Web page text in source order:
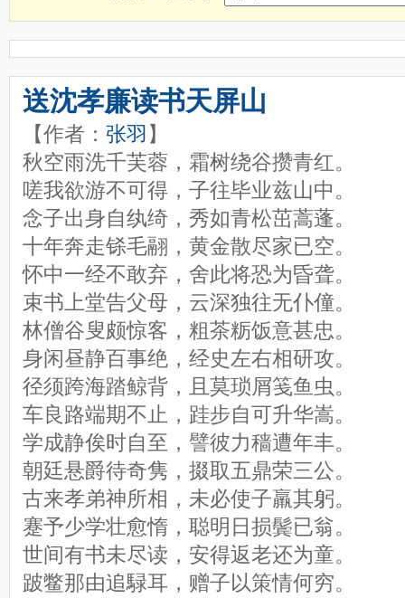
送沈孝廉读书天屏山
【作者： 张羽 】
秋空雨洗千芙蓉，霜树绕谷攒青红。
嗟我欲游不可得，子往毕业兹山中。
念子出身自纨绮，秀如青松茁蒿蓬。
十年奔走铩毛翮，黄金散尽家已空。
怀中一经不敢弃，舍此将恐为昏聋。
束书上堂告父母，云深独往无仆僮。
林僧谷叟颇惊客，粗茶粝饭意甚忠。
身闲昼静百事绝，经史左右相研攻。
径须跨海踏鲸背，且莫琐屑笺鱼虫。
车良路端期不止，跬步自可升华嵩。
学成静俟时自至，譬彼力穑遭年丰。
朝廷悬爵待奇隽，掇取五鼎荣三公。
古来孝弟神所相，未必使子羸其躬。
蹇予少学壮愈惰，聪明日损鬓已翁。
世间有书未尽读，安得返老还为童。
跛鳖那由追騄耳，赠子以策情何穷。